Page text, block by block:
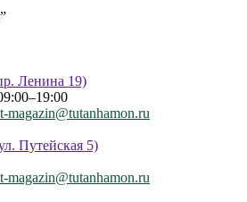
Ленина 19)
magazin@tutanhamon.ru
Путейская 5)
magazin@tutanhamon.ru